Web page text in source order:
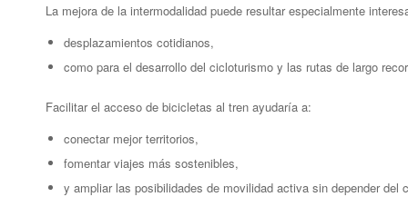
La mejora de la intermodalidad puede resultar especialmente
desplazamientos cotidianos,
como para el desarrollo del cicloturismo y las rutas de largo
Facilitar el acceso de bicicletas al tren ayudaría a:
conectar mejor territorios,
fomentar viajes más sostenibles,
y ampliar las posibilidades de movilidad activa sin depender del